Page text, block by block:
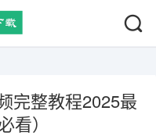
完整教程2025最
看）